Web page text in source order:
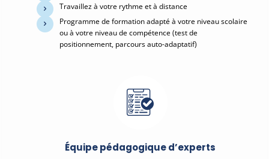
Travaillez à votre rythme et à distance
Programme de formation adapté à votre niveau scolaire
ou à votre niveau de compétence (test de
positionnement, parcours auto-adaptatif)
Équipe pédagogique d’experts